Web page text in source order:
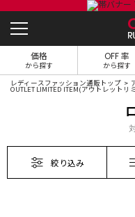
価格
から探す
OFF 率
から探す
レディースファッション通販トップ
OUTLET LIMITED ITEM(アウトレットリ
絞り込み